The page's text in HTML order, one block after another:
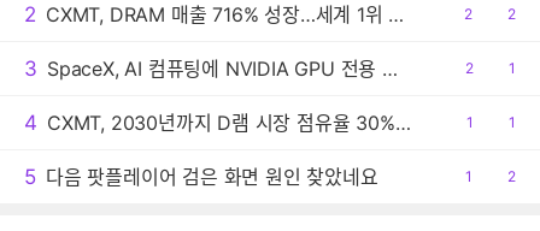
2 CXMT, DRAM 매출 716% 성장…세계 1위 기록
공
2
댓
2
3 SpaceX, AI 컴퓨팅에 NVIDIA GPU 전용 사용
공
2
댓1
4 CXMT, 2030년까지 D램 시장 점유율 30% 목표
공1
댓1
5 다음 팟플레이어 검은 화면 원인 찾았네요
공1
댓
2